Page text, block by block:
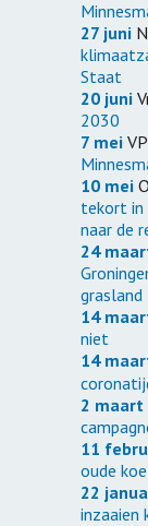
27 juni
Staat
20 juni
2030
7 mei
10 mei
tekort in
naar de
24
grasland
14
niet
14
2 maart
11
oude
22
inzaaien